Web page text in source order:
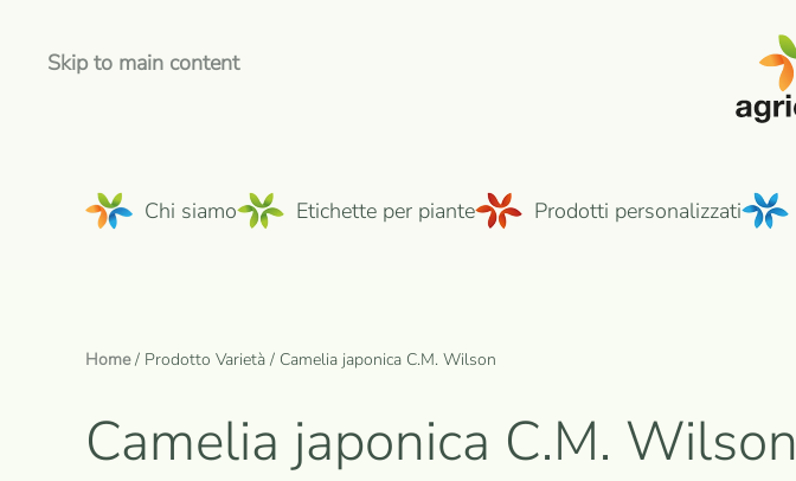
Skip to main content
Chi siamo Etichette per piante Prodotti personalizzati
Home/ Prodotto Varietà / Camelia japonica C.M. Wilson
Camelia japonica C.M. Wilson